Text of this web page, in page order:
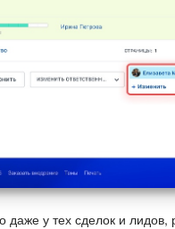
даже у тех сделок и